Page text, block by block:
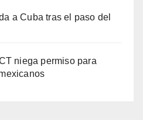
a Cuba tras el paso del
niega permiso para